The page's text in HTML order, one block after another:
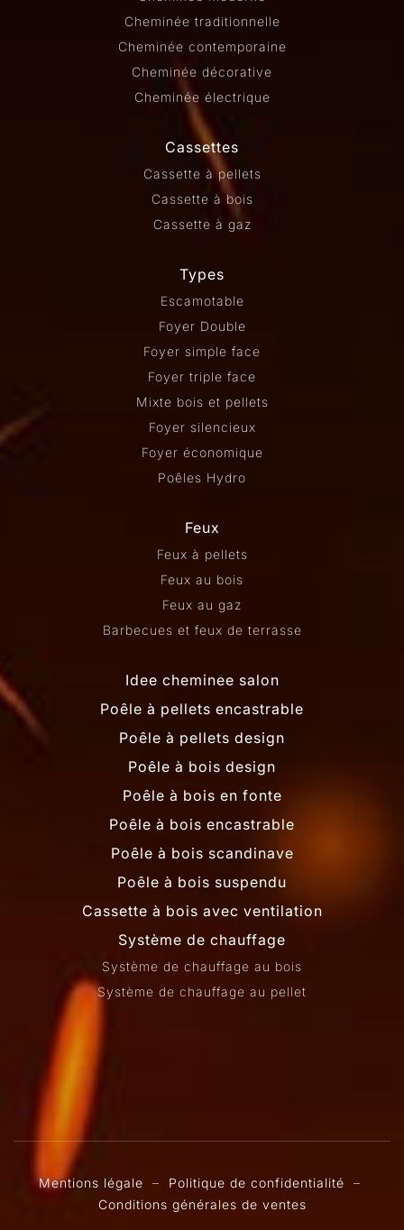
Cheminée traditionnelle
Cheminée contemporaine
Cheminée décorative
Cheminée électrique
Cassettes
Cassette à pellets
Cassette à bois
Cassette à gaz
Types
Escamotable
Foyer Double
Foyer simple face
Foyer triple face
Mixte bois et pellets
Foyer silencieux
Foyer économique
Poêles Hydro
Feux
Feux à pellets
Feux au bois
Feux au gaz
Barbecues et feux de terrasse
Idee cheminee salon
Poêle à pellets encastrable
Poêle à pellets design
Poêle à bois design
Poêle à bois en fonte
Poêle à bois encastrable
Poêle à bois scandinave
Poêle à bois suspendu
Cassette à bois avec ventilation
Système de chauffage
Système de chauffage au bois
Système de chauffage au pellet
Mentions légale – Politique de confidentialité –
Conditions générales de ventes